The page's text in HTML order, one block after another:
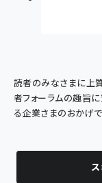
読者のみなさまに上
者フォーラムの趣旨
る企業さまのおかげで